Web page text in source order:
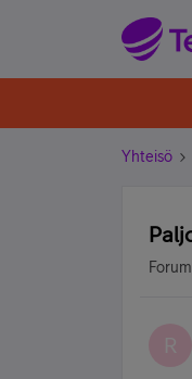
Yhteisö
R